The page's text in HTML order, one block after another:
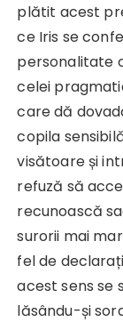
plătit acest
ce Iris se
personalitate
celei
care dă
copila
visătoare și
refuză să
recunoască
surorii mai
fel de
acest sens se
lăsându-și